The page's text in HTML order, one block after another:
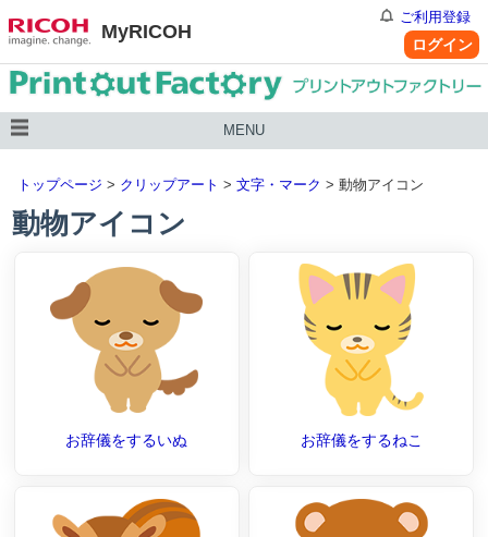
MyRICOH
ご利用登録
ログイン
MENU
トップページ > クリップアート > 文字・マーク > 動物アイコン
動物アイコン
お辞儀をするいぬ お辞儀をするねこ